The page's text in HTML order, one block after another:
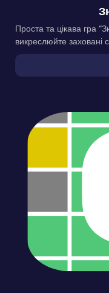
Проста та цікава гра
викреслюйте заховані